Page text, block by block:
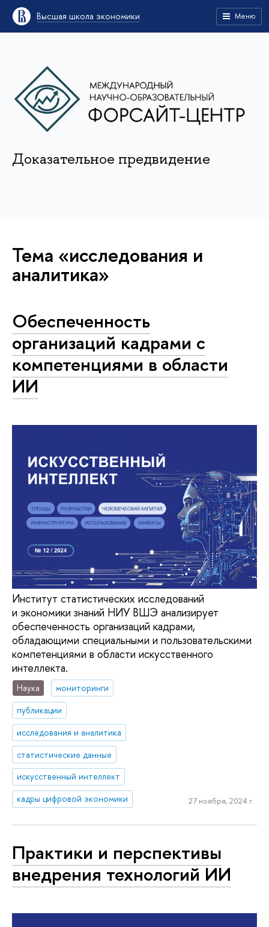
Высшая школа экономики Меню
Доказательное предвидение
Тема «исследования и
аналитика»
Обеспеченность
организаций кадрами с
компетенциями в области
ИИ
Институт статистических исследований
и экономики знаний НИУ ВШЭ анализирует
обеспеченность организаций кадрами,
обладающими специальными и пользовательскими
компетенциями в области искусственного
интеллекта.
Наука
мониторинги
публикации
исследования и аналитика
статистические данные
искусственный интеллект
кадры цифровой экономики
27 ноября, 2024 г.
Практики и перспективы
внедрения технологий ИИ